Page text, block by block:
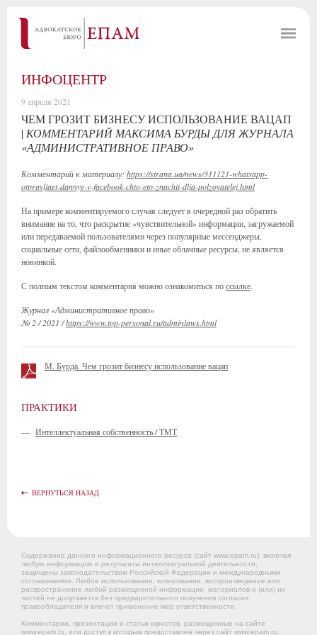
ИНФОЦЕНТР
9 апреля 2021
ЧЕМ ГРОЗИТ БИЗНЕСУ ИСПОЛЬЗОВАНИЕ ВАЦАП
| КОММЕНТАРИЙ МАКСИМА БУРДЫ ДЛЯ ЖУРНАЛА
«АДМИНИСТРАТИВНОЕ ПРАВО»
Комментарий к материалу: https://strana.ua/news/311121-whatsapp-
otpravljaet-dannye-v-facebook-chto-eto-znachit-dlja-polzovatelej.html
На примере комментируемого случая следует в очередной раз обратить
внимание на то, что раскрытие «чувствительной» информации, загружаемой
или передаваемой пользователями через популярные мессенджеры,
социальные сети, файлообменники и иные облачные ресурсы, не является
новинкой.
С полным текстом комментария можно ознакомиться поссылке.
Журнал «Административное право»
№ 2 / 2021 /https://www.top-personal.ru/adminlaws.html
М. Бурда. Чем грозит бизнесу использование вацап
ПРАКТИКИ
— Интеллектуальная собственность / ТМТ
ВЕРНУТЬСЯ НАЗАД
Содержание данного информационного ресурса (сайт www.epam.ru), включая
любую информацию и результаты интеллектуальной деятельности,
защищены законодательством Российской Федерации и международными
соглашениями. Любое использование, копирование, воспроизведение или
распространение любой размещенной информации, материалов и (или) их
частей не допускается без предварительного получения согласия
правообладателя и влечет применение мер ответственности.
Комментарии, презентации и статьи юристов, размещенные на сайте
www.epam.ru, или доступ к которым предоставлен через сайт www.epam.ru,